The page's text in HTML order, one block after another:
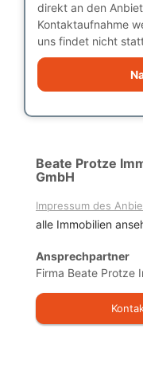
direkt an den
Kontaktaufnahme
uns findet nicht
Beate Protze
GmbH
Impressum des
alle Immobilien
Ansprechpartner
Firma Beate Protze